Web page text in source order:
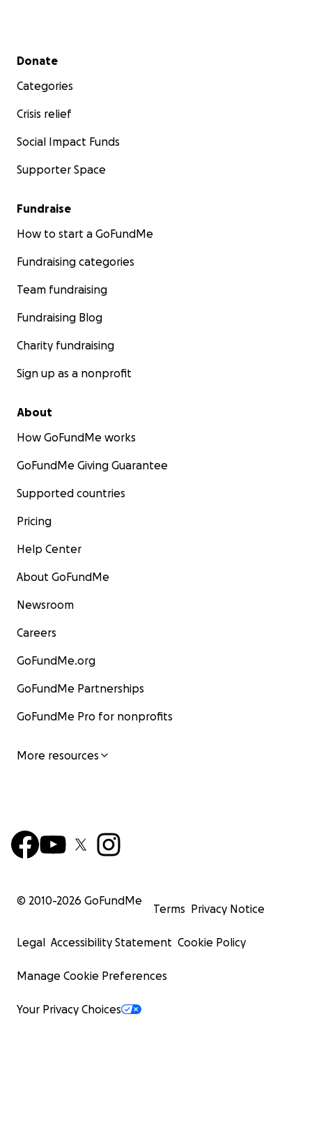
Secondary menu
Donate
Categories
Crisis relief
Social Impact Funds
Supporter Space
Fundraise
How to start a GoFundMe
Fundraising categories
Team fundraising
Fundraising Blog
Charity fundraising
Sign up as a nonprofit
About
How GoFundMe works
GoFundMe Giving Guarantee
Supported countries
Pricing
Help Center
About GoFundMe
Newsroom
Careers
GoFundMe.org
GoFundMe Partnerships
GoFundMe Pro for nonprofits
More resources
© 2010-2026 GoFundMe
Terms Privacy Notice
Legal Accessibility Statement Cookie Policy
Manage Cookie Preferences
Your Privacy Choices